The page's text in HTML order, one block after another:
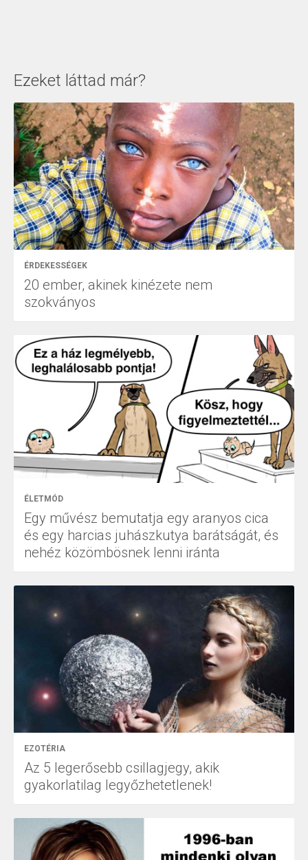
Ezeket láttad már?
ÉRDEKESSÉGEK
20 ember, akinek kinézete nem
szokványos
ÉLETMÓD
Egy művész bemutatja egy aranyos cica
és egy harcias juhászkutya barátságát, és
nehéz közömbösnek lenni iránta
EZOTÉRIA
Az 5 legerősebb csillagjegy, akik
gyakorlatilag legyőzhetetlenek!